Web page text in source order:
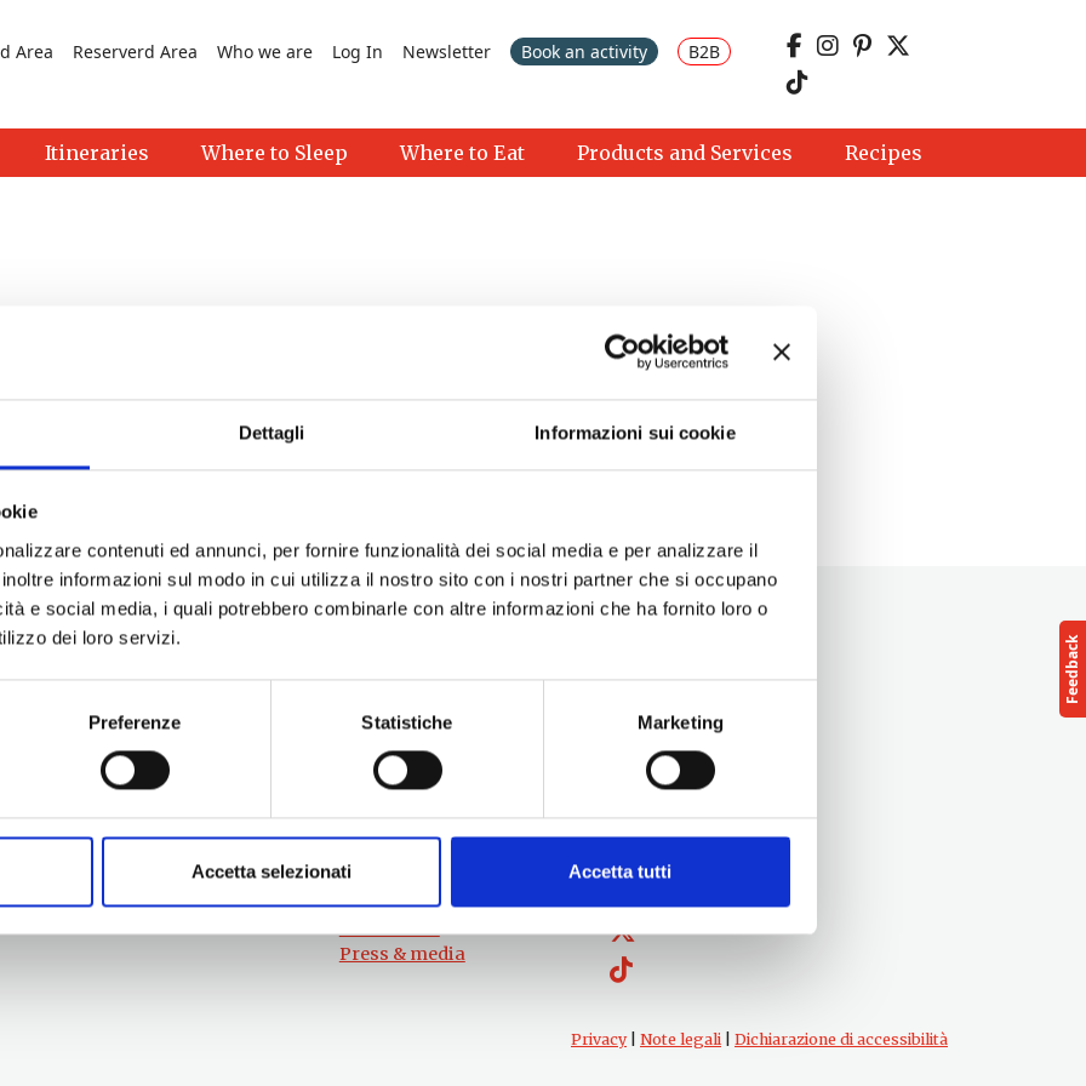
Dettagli Informazioni sui cookie
contenuti ed annunci, per fornire funzionalità dei social media e per analizzare il
informazioni sul modo in cui utilizza il nostro sito con i nostri partner che si occupano
e social media, i quali potrebbero combinarle con altre informazioni che ha fornito loro o
dei loro servizi.
Preferenze Statistiche Marketing
Accetta selezionati Accetta tutti
Area Reserverd Area Who we are Log In Newsletter Book an activity B2B
Itineraries Where to Sleep Where to Eat Products and Services Recipes
Terme
- 22/08/2026 - 23/08/2026 - 20:00 - 23:00
- 23:00
Information
Internationalisation, Tourism and
turismo@tno.camcom.it
Experiences
Attractions
Accomodation & Products
Who we are
Press & media
Follow us
Privacy| Note legali Dichiarazione di accessibilità